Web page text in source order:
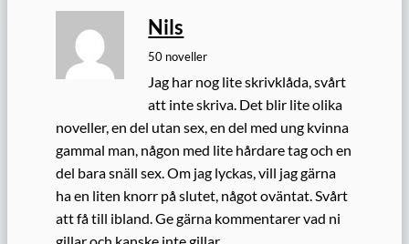
Nils
50 noveller
Jag har nog lite skrivklåda, svårt
att inte skriva. Det blir lite olika
noveller, en del utan sex, en del med ung kvinna
gammal man, någon med lite hårdare tag och en
del bara snäll sex. Om jag lyckas, vill jag gärna
ha en liten knorr på slutet, något oväntat. Svårt
att få till ibland. Ge gärna kommentarer vad ni